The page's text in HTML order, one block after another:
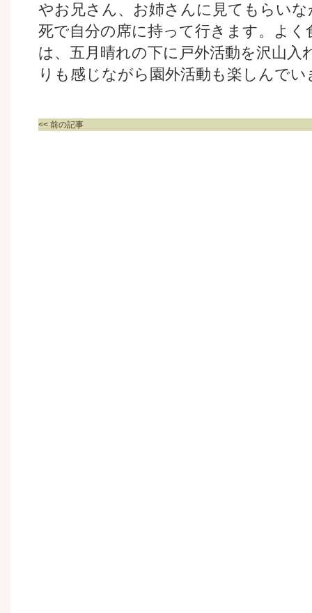
やお兄さん、お姉さんに見てもらい
死で自分の席に持って行きます。よ
は、五月晴れの下に戸外活動を沢山入
りも感じながら園外活動も楽しんでい
<< 前の記事